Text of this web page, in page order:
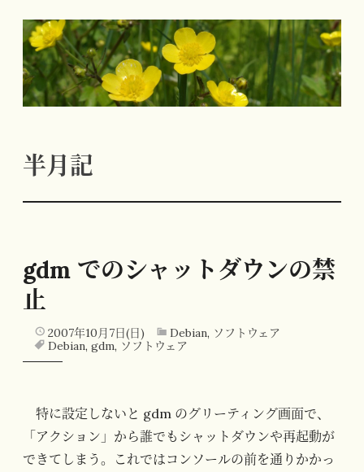
コ
ン
テ
ン
ス
半月記
gdm でのシャットダウンの禁
止
2007年10月7日(日) Debian, ソフトウェア
Debian, gdm, ソフトウェア
特に設定しないと gdm のグリーティング画面で、
「アクション」から誰でもシャットダウンや再起動が
できてしまう。これではコンソールの前を通りかかっ